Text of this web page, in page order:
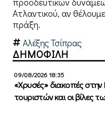
Ατλαντικού, αν
πράξη.
Αλέξης Τσίπρας
ΔΗΜΟΦΙΛΗ
09/08/2026 18:35
«Χρυσές» διακοπές
τουριστών και οι βίλες